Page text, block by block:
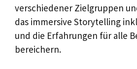
verschiedener Zielgruppen
das immersive Storytelling
und die Erfahrungen für alle
bereichern.